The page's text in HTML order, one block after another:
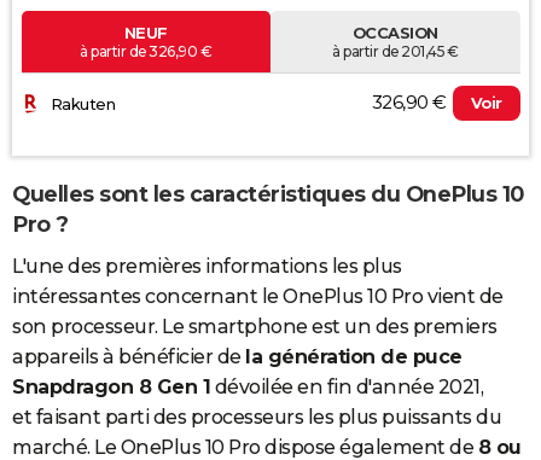
NEUF
à partir de 326,90 €
OCCASION
à partir de 201,45 €
Rakuten 326,90 € Voir
Quelles sont les caractéristiques du OnePlus 10
Pro ?
L'une des premières informations les plus
intéressantes concernant le OnePlus 10 Pro vient de
son processeur. Le smartphone est un des premiers
appareils à bénéficier de la génération de puce
Snapdragon 8 Gen 1 dévoilée en fin d'année 2021,
et faisant parti des processeurs les plus puissants du
marché. Le OnePlus 10 Pro dispose également de 8 ou